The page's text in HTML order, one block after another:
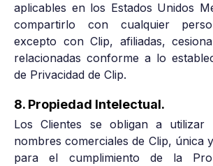
aplicables en los Estados Unidos
compartirlo con cualquier
excepto con Clip, afiliadas,
relacionadas conforme a lo
de Privacidad de Clip.
8. Propiedad Intelectual.
Los Clientes se obligan a utilizar
nombres comerciales de Clip, única
para el cumplimiento de la